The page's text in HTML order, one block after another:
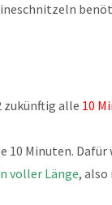
zukünftig alle 10
10 Minuten. Dafür
voller Länge, also